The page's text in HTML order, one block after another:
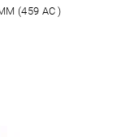
(459 AC )